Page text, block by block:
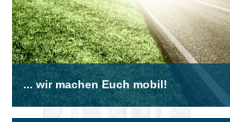
... wir machen Euch mobil!